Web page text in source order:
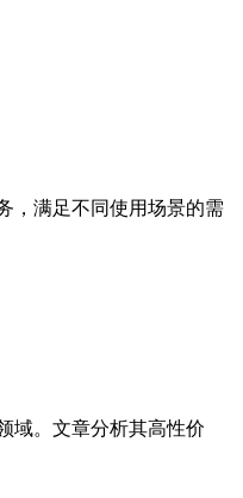
，满足不同使用场景的需
域。文章分析其高性价